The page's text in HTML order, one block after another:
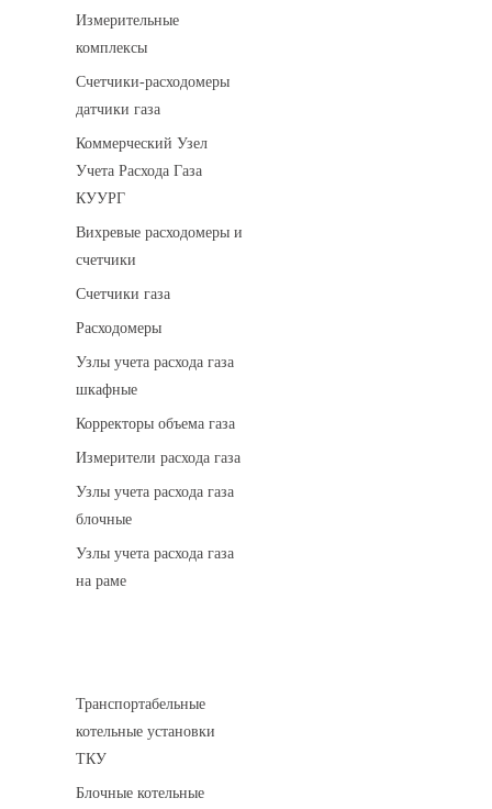
Измерительные
комплексы
Счетчики-расходомеры
датчики газа
Коммерческий Узел
Учета Расхода Газа
КУУРГ
Вихревые расходомеры и
счетчики
Счетчики газа
Расходомеры
Узлы учета расхода газа
шкафные
Корректоры объема газа
Измерители расхода газа
Узлы учета расхода газа
блочные
Узлы учета расхода газа
на раме
Транспортабельные
котельные установки
ТКУ
Блочные котельные